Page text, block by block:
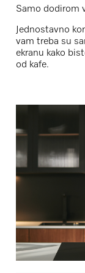
Samo dodirom
Jednostavno
vam treba su
ekranu kako
od kafe.